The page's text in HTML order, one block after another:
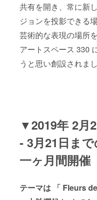
共有を開き、常に新
ジョンを投影できる場
芸術的な表現の場所
アートスペース 330
うと思い創設されまし
▼2019年 2月
- 3月21日ま
一ヶ月間開催
テーマは 「 Fleurs